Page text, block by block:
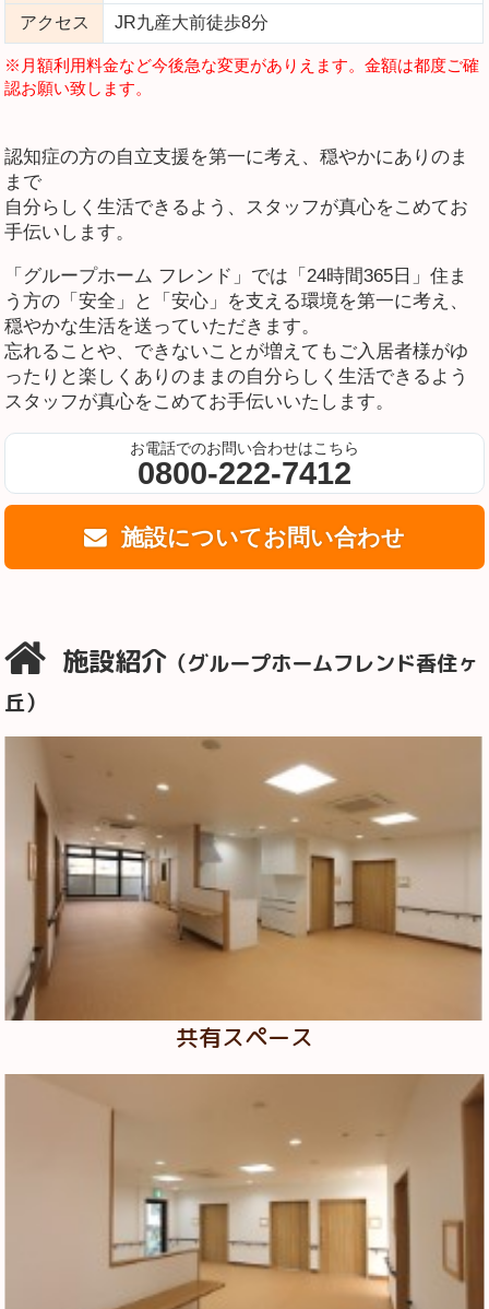
アクセス JR九産大前徒歩8分
※月額利用料金など今後急な変更がありえます。金額は都度ご確
認お願い致します。
認知症の方の自立支援を第一に考え、穏やかにありのま
まで
自分らしく生活できるよう、スタッフが真心をこめてお
手伝いします。
「グループホーム フレンド」では「24時間365日」住ま
う方の「安全」と「安心」を支える環境を第一に考え、
穏やかな生活を送っていただきます。
忘れることや、できないことが増えてもご入居者様がゆ
ったりと楽しくありのままの自分らしく生活できるよう
スタッフが真心をこめてお手伝いいたします。
お電話でのお問い合わせはこちら
0800-222-7412
施設についてお問い合わせ
施設紹介 （グループホームフレンド香住ヶ
丘）
共有スペース